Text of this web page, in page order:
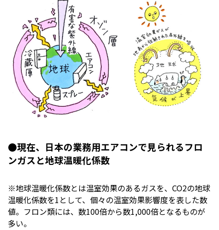
●現在、日本の業務用エアコンで見られるフロ
ンガスと地球温暖化係数
※地球温暖化係数とは温室効果のあるガスを、CO2の地球
温暖化係数を1として、個々の温室効果影響度を表した数
値。フロン類には、数100倍から数1,000倍となるものが
多い。